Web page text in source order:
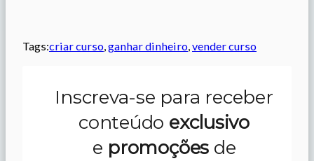
Tags:criar curso, ganhar dinheiro, vender curso
Inscreva-se para receber
conteúdo exclusivo
e promoções de